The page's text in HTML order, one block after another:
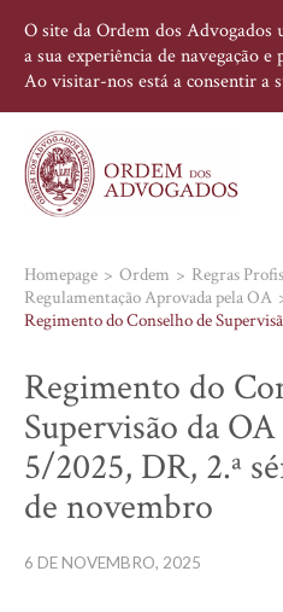
O site da Ordem dos
a sua experiência de navegação
Ao visitar-nos está a consentir a
Homepage Ordem
Regras
Regulamentação Aprovada pela OA
Regimento do Conselho de
Regimento do
Supervisão da
5/2025, DR, 2.ª
de novembro
6 DE NOVEMBRO, 2025